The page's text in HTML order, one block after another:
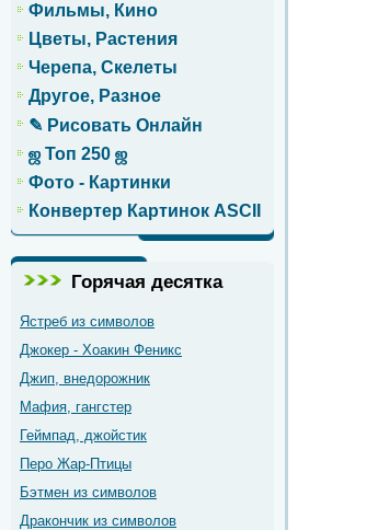
Фильмы, Кино
Цветы, Растения
Черепа, Скелеты
Другое, Разное
✎ Рисовать Онлайн
ஜ Топ 250 ஜ
Фото - Картинки
Конвертер Картинок ASCII
Горячая десятка
Ястреб из символов
Джокер - Хоакин Феникс
Джип, внедорожник
Мафия, гангстер
Геймпад, джойстик
Перо Жар-Птицы
Бэтмен из символов
Дракончик из символов